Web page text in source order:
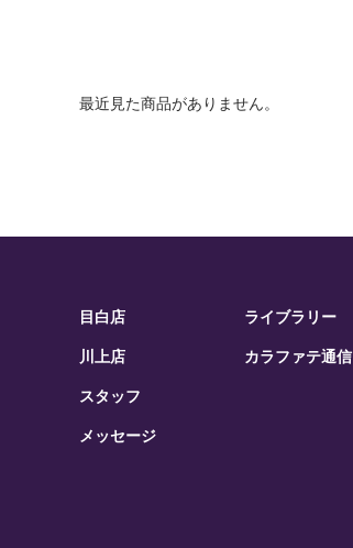
最近見た商品がありません。
目白店
川上店
スタッフ
メッセージ
ライブラリー
カラファテ通信